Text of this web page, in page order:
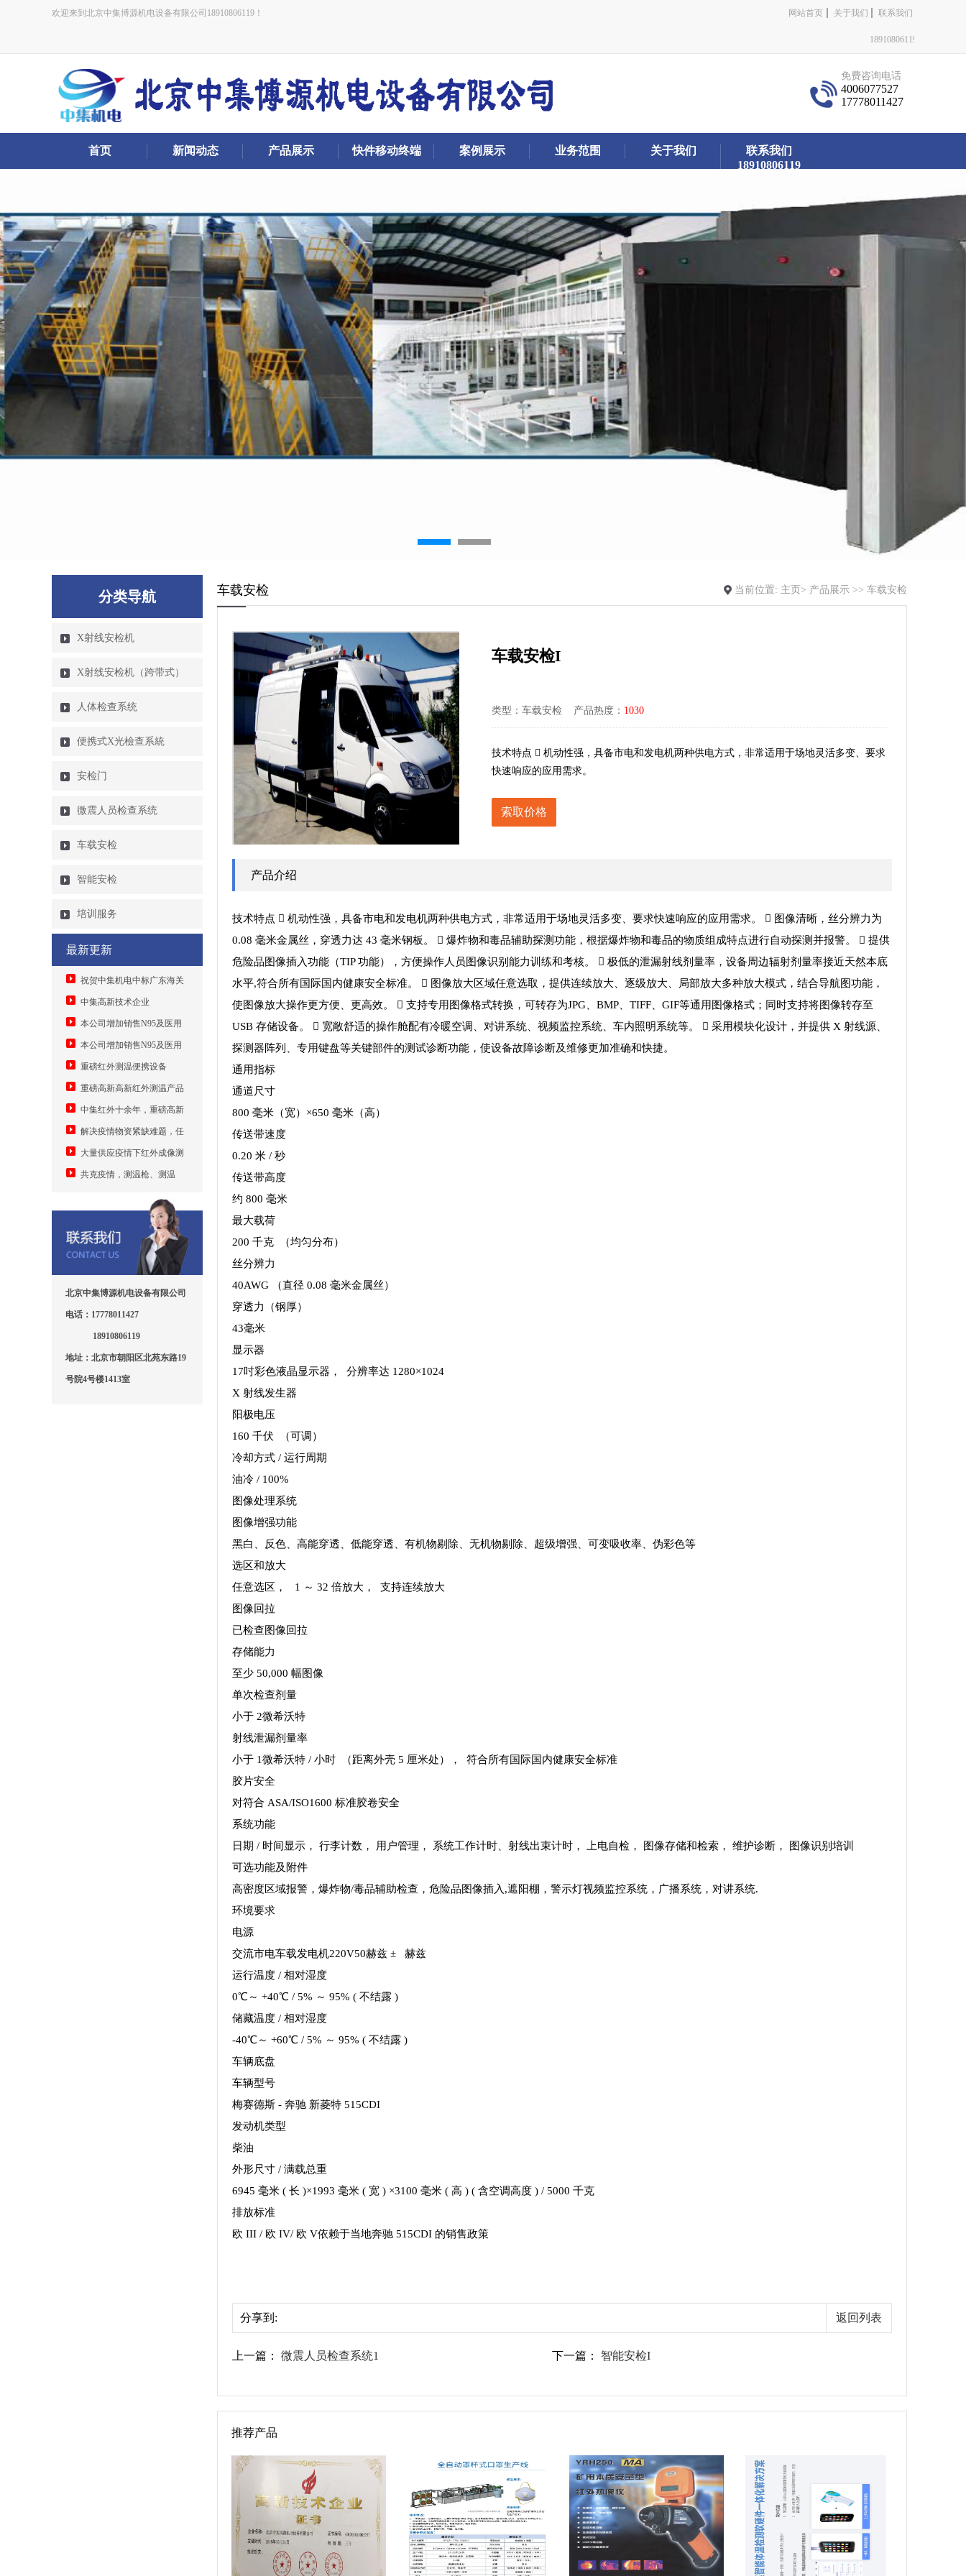
欢迎来到北京中集博源机电设备有限公司18910806119！ 网站首页 关于我们 联系我们
18910806119
免费咨询电话
4006077527
17778011427
首页 新闻动态 产品展示 快件移动终端 案例展示 业务范围 关于我们
联系我们
18910806119
分类导航
X射线安检机
X射线安检机（跨带式）
人体检查系统
便携式X光檢查系統
安检门
微震人员检查系统
车载安检
智能安检
培训服务
最新更新
祝贺中集机电中标广东海关
智能分拣大数据监管系统
11880000元
中集高新技术企业
本公司增加销售N95及医用
口罩机，安检机送口罩
本公司增加销售N95及医用
口罩机重磅红外测温便携设备
重磅高新高新红外测温产品
中集红外十余年，重磅高新
技术转换，为解决疫情物资紧缺
难题，中集发明手机加装模块测
温并自动身份登记上传
解决疫情物资紧缺难题，任
何安卓手机加装测温模块成随手
可用测温仪
大量供应疫情下红外成像测
温设备5万元
共克疫情，测温枪、测温
北京中集博源机电设备有限公司
电话：17778011427
18910806119
地址：北京市朝阳区北苑东路19
号院4号楼1413室
车载安检 当前位置: 主页> 产品展示 >> 车载安检
车载安检I
类型：车载安检 产品热度： 1030
技术特点  机动性强，具备市电和发电机两种供电方式，非常适用于场地灵活多变、要求
快速响应的应用需求。
索取价格
产品介绍
技术特点  机动性强，具备市电和发电机两种供电方式，非常适用于场地灵活多变、要求快速响应的应用需求。  图像清晰，丝分辨力为
0.08 毫米金属丝，穿透力达 43 毫米钢板。  爆炸物和毒品辅助探测功能，根据爆炸物和毒品的物质组成特点进行自动探测并报警。  提供
危险品图像插入功能（TIP 功能），方便操作人员图像识别能力训练和考核。  极低的泄漏射线剂量率，设备周边辐射剂量率接近天然本底
水平,符合所有国际国内健康安全标准。  图像放大区域任意选取，提供连续放大、逐级放大、局部放大多种放大模式，结合导航图功能，
使图像放大操作更方便、更高效。  支持专用图像格式转换，可转存为JPG、BMP、TIFF、GIF等通用图像格式；同时支持将图像转存至
USB 存储设备。  宽敞舒适的操作舱配有冷暖空调、对讲系统、视频监控系统、车内照明系统等。  采用模块化设计，并提供 X 射线源、
探测器阵列、专用键盘等关键部件的测试诊断功能，使设备故障诊断及维修更加准确和快捷。
通用指标
通道尺寸
800 毫米（宽）×650 毫米（高）
传送带速度
0.20 米 / 秒
传送带高度
约 800 毫米
最大载荷
200 千克 （均匀分布）
丝分辨力
40AWG （直径 0.08 毫米金属丝）
穿透力（钢厚）
43毫米
显示器
17吋彩色液晶显示器， 分辨率达 1280×1024
X 射线发生器
阳极电压
160 千伏 （可调）
冷却方式 / 运行周期
油冷 / 100%
图像处理系统
图像增强功能
黑白、反色、高能穿透、低能穿透、有机物剔除、无机物剔除、超级增强、可变吸收率、伪彩色等
选区和放大
任意选区， 1 ～ 32 倍放大， 支持连续放大
图像回拉
已检查图像回拉
存储能力
至少 50,000 幅图像
单次检查剂量
小于 2微希沃特
射线泄漏剂量率
小于 1微希沃特 / 小时 （距离外壳 5 厘米处）， 符合所有国际国内健康安全标准
胶片安全
对符合 ASA/ISO1600 标准胶卷安全
系统功能
日期 / 时间显示， 行李计数， 用户管理， 系统工作计时、射线出束计时， 上电自检， 图像存储和检索， 维护诊断， 图像识别培训
可选功能及附件
高密度区域报警，爆炸物/毒品辅助检查，危险品图像插入,遮阳棚，警示灯视频监控系统，广播系统，对讲系统.
环境要求
电源
交流市电车载发电机220V50赫兹 ± 赫兹
运行温度 / 相对湿度
0℃～ +40℃ / 5% ～ 95% ( 不结露 )
储藏温度 / 相对湿度
-40℃～ +60℃ / 5% ～ 95% ( 不结露 )
车辆底盘
车辆型号
梅赛德斯 - 奔驰 新菱特 515CDI
发动机类型
柴油
外形尺寸 / 满载总重
6945 毫米 ( 长 )×1993 毫米 ( 宽 ) ×3100 毫米 ( 高 ) ( 含空调高度 ) / 5000 千克
排放标准
欧 III / 欧 IV/ 欧 V依赖于当地奔驰 515CDI 的销售政策
分享到: 返回列表
上一篇： 微震人员检查系统1 下一篇： 智能安检I
推荐产品